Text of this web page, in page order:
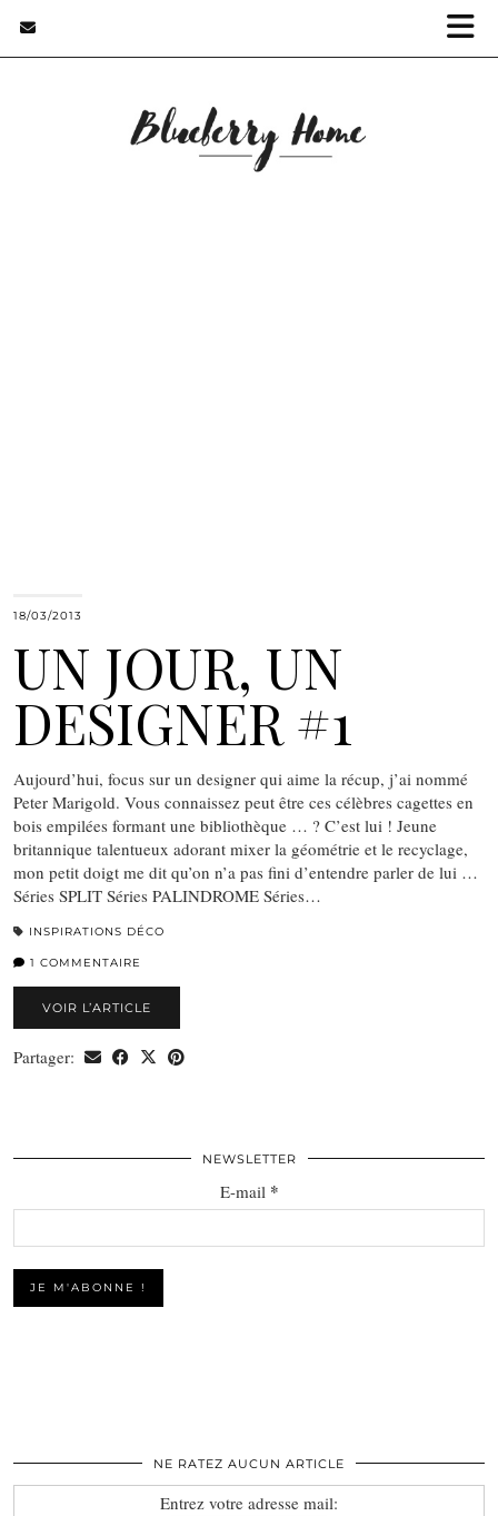
18/03/2013
UN JOUR, UN
DESIGNER #1
Aujourd’hui, focus sur un designer qui aime la récup, j’ai nommé
Peter Marigold. Vous connaissez peut être ces célèbres cagettes en
bois empilées formant une bibliothèque … ? C’est lui ! Jeune
britannique talentueux adorant mixer la géométrie et le recyclage,
mon petit doigt me dit qu’on n’a pas fini d’entendre parler de lui …
Séries SPLIT Séries PALINDROME Séries…
INSPIRATIONS DÉCO
1 COMMENTAIRE
VOIR L’ARTICLE
Partager:
NEWSLETTER
E-mail *
NE RATEZ AUCUN ARTICLE
Entrez votre adresse mail: